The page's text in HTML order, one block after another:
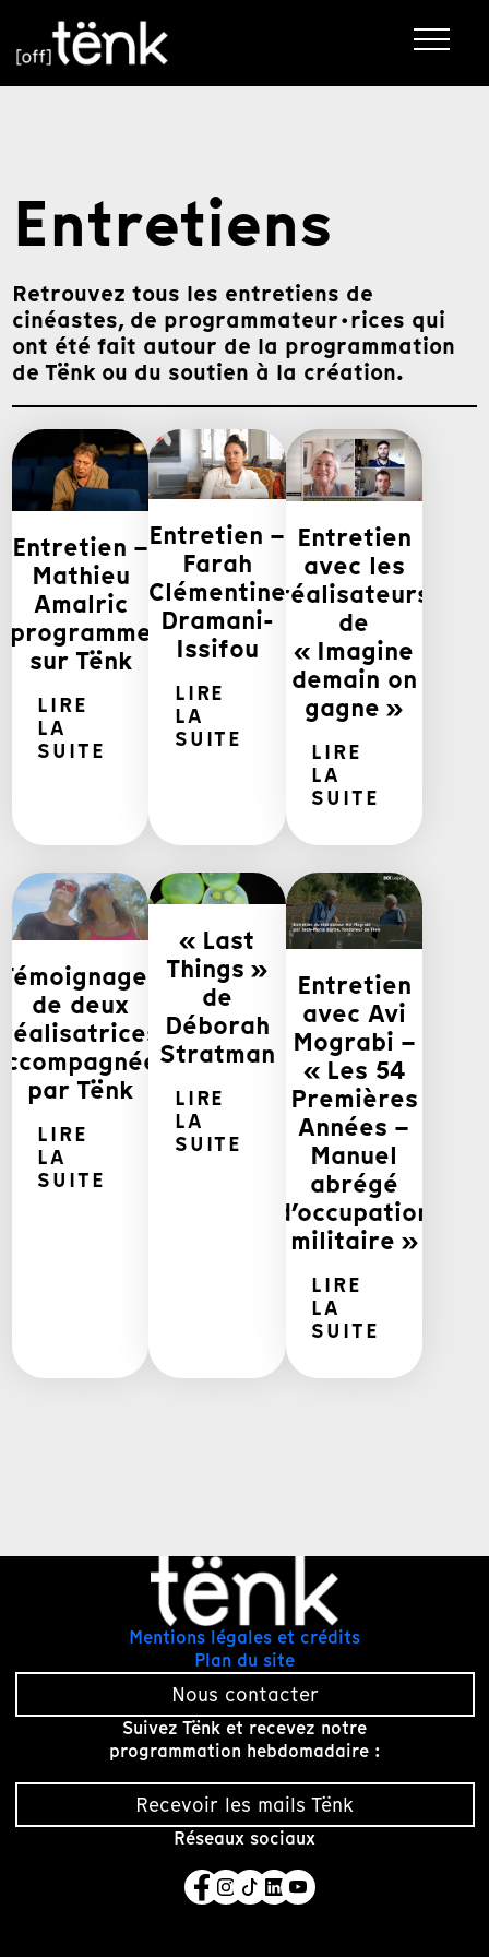
Entretiens
Retrouvez tous les entretiens de
cinéastes, de programmateur·rices qui
ont été fait autour de la programmation
de Tënk ou du soutien à la création.
Entretien –
Mathieu
Amalric
programme
sur Tënk
LIRE
LA
SUITE
Entretien –
Farah
Clémentine
Dramani-
Issifou
LIRE
LA
SUITE
Entretien
avec les
réalisateurs
de
« Imagine
demain on
gagne »
LIRE
LA
SUITE
Témoignages
de deux
réalisatrices
par Tënk
LIRE
LA
SUITE
« Last
Things »
de
Déborah
Stratman
LIRE
LA
SUITE
Entretien
avec Avi
Mograbi –
« Les 54
Premières
Années –
Manuel
abrégé
d’occupation
militaire »
LIRE
LA
SUITE
Mentions légales et crédits
Plan du site
Nous contacter
Suivez Tënk et recevez notre
programmation hebdomadaire :
Recevoir les mails Tënk
Réseaux sociaux